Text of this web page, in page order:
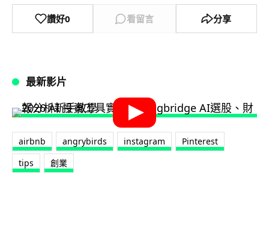
讚好0 看留言 分享
最新影片
airbnb angrybirds instagram
Pinterest
tips
創業